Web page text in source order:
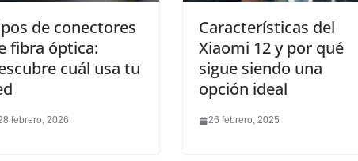
de conectores
fibra óptica:
cuál usa tu
febrero, 2026
Características del
Xiaomi 12 y por qué
sigue siendo una
opción ideal
26 febrero, 2025